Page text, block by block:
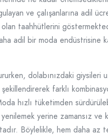
ve çalışanlarına adil
olan taahhütlerini
adil bir moda endüstrisine
dolabınızdaki giysileri
farklı
hızlı tüketimden
yenilemek yerine zamansız
Böylelikle, hem daha az